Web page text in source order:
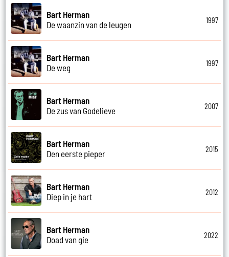
Bart Herman
De waanzin van de leugen
1997
Bart Herman
De weg
1997
Bart Herman
De zus van Godelieve
2007
Bart Herman
Den eerste pieper
2015
Bart Herman
Diep in je hart
2012
Bart Herman
Doad van gie
2022